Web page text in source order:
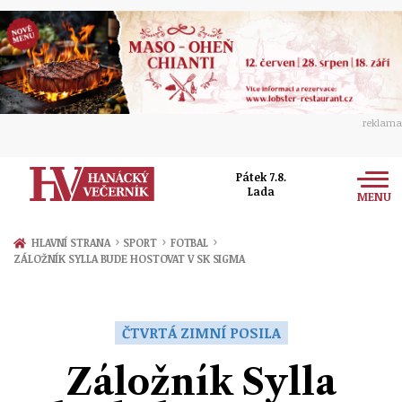
reklama
Pátek 7.8.
Lada
MENU
Zprávy
Přerov
Ekonomika
HLAVNÍ STRANA › SPORT › FOTBAL ›
ZÁLOŽNÍK SYLLA BUDE HOSTOVAT V SK SIGMA
ČTVRTÁ ZIMNÍ POSILA
Záložník Sylla